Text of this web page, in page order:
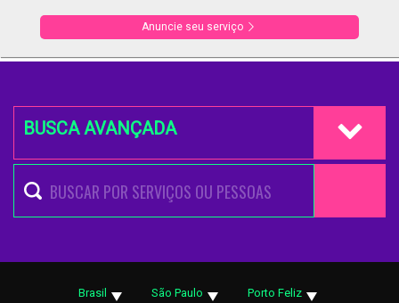
Anuncie seu serviço
BUSCA AVANÇADA
Brasil São Paulo Porto Feliz